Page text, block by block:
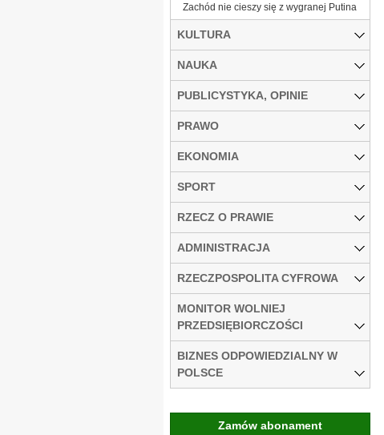
Zachód nie cieszy się z wygranej Putina
KULTURA
NAUKA
PUBLICYSTYKA, OPINIE
PRAWO
EKONOMIA
SPORT
RZECZ O PRAWIE
ADMINISTRACJA
RZECZPOSPOLITA CYFROWA
MONITOR WOLNIEJ
PRZEDSIĘBIORCZOŚCI
BIZNES ODPOWIEDZIALNY W
POLSCE
Zamów abonament